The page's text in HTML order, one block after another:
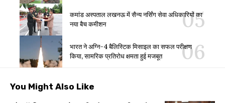
कमांड अस्पताल लखनऊ में सैन्य नर्सिंग सेवा अधिकारियों का
नया बैच कमीशन
भारत ने अग्नि-4 बैलिस्टिक मिसाइल का सफल परीक्षण
किया, सामरिक प्रतिरोध क्षमता हुई मजबूत
You Might Also Like